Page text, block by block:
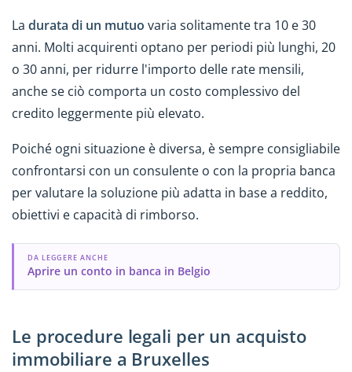
La durata di un mutuo varia solitamente tra 10 e 30
anni. Molti acquirenti optano per periodi più lunghi, 20
o 30 anni, per ridurre l'importo delle rate mensili,
anche se ciò comporta un costo complessivo del
credito leggermente più elevato.
Poiché ogni situazione è diversa, è sempre consigliabile
confrontarsi con un consulente o con la propria banca
per valutare la soluzione più adatta in base a reddito,
obiettivi e capacità di rimborso.
DA LEGGERE ANCHE
Aprire un conto in banca in Belgio
Le procedure legali per un acquisto
immobiliare a Bruxelles